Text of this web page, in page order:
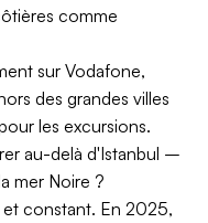
comme
sur Vodafone,
des grandes villes
les excursions.
au-delà d'Istanbul –
mer Noire ?
constant. En 2025,